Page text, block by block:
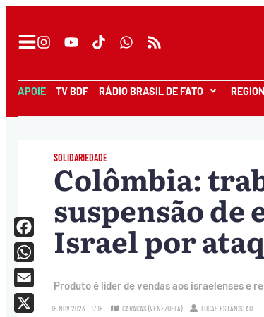
APOIE TV BDF RÁDIO BRASIL DE FATO
SOLIDARIEDADE
Colômbia:
suspensão de
Israel por
Produto é líder de vendas aos israelenses e
16.NOV.2023 - 17:16 CARACAS (VENEZUELA) LUCAS ESTANISLAU
Facebook
WhatsApp
Email